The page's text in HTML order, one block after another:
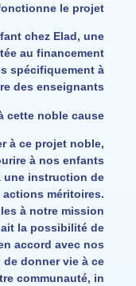
le projet ?
chez Elad, une
au financement
spécifiquement à
des enseignants.
cette noble cause
à ce projet noble,
à nos enfants
une instruction de
méritoires.
à notre mission
la possibilité de
accord avec nos
donner vie à ce
communauté, in